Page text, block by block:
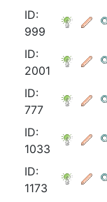
ID:
999
ID:
2001
ID:
777
ID:
1033
ID:
1173